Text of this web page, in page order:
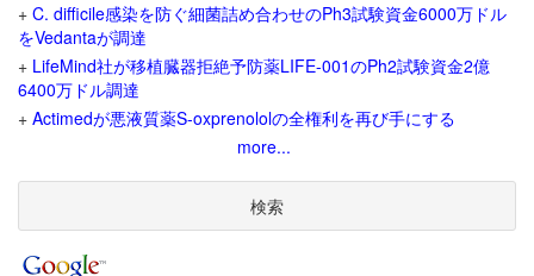
+ C. difficile感染を防ぐ細菌詰め合わせのPh3試験資金6000万ドル
をVedantaが調達
+ LifeMind社が移植臓器拒絶予防薬LIFE-001のPh2試験資金2億
6400万ドル調達
+ Actimedが悪液質薬S-oxprenololの全権利を再び手にする
more...
検索